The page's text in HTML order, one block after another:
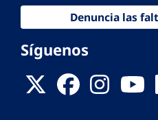
Denuncia las
Síguenos